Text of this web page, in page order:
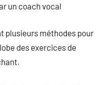
un coach vocal
plusieurs méthodes pour
des exercices de